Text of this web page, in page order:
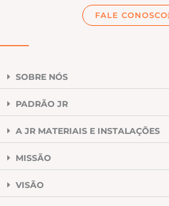
FALE CONOSCO
SOBRE NÓS
PADRÃO JR
A JR MATERIAIS E INSTALAÇÕES
MISSÃO
VISÃO